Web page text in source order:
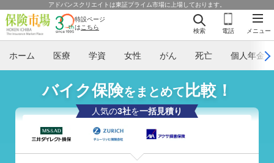
アドバンスクリエイトは東証プライム市場に上場しております。
メニュー
検索 電話
特設ページ
は こちら
ホーム 医療 学資 女性 がん 死亡 個人年金
バイク保険をまとめて 比較！
人気の3社を一括見積り